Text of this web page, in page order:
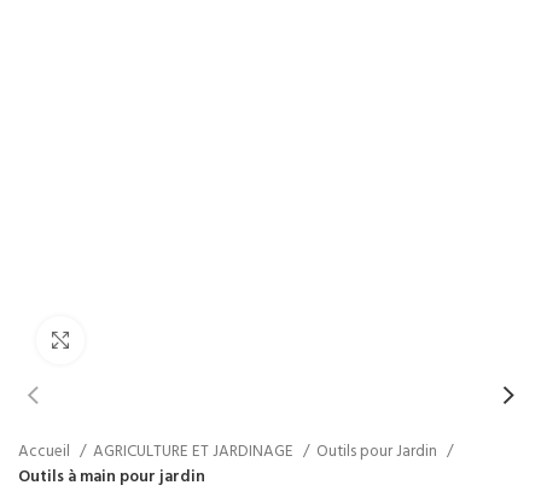
Accueil AGRICULTURE ET JARDINAGE
Outils pour Jardin
Outils à main pour jardin